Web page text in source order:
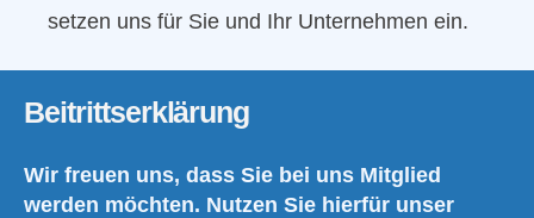
setzen uns für Sie und Ihr Unternehmen ein.
Beitrittserklärung
Wir freuen uns, dass Sie bei uns Mitglied
werden möchten. Nutzen Sie hierfür unser